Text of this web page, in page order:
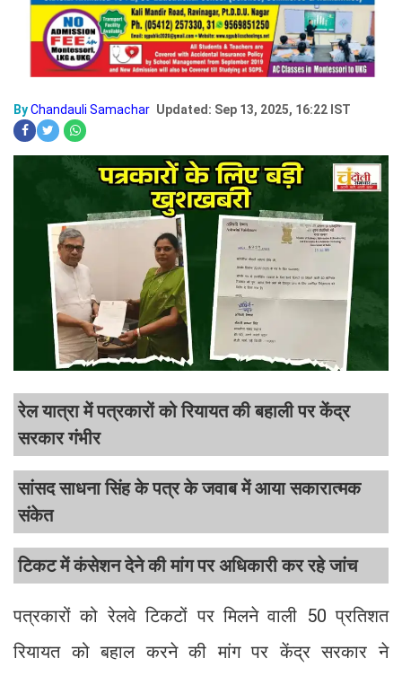
ByChandauli Samachar Updated: Sep 13, 2025, 16:22 IST
रेल यात्रा में पत्रकारों को रियायत की बहाली पर केंद्र
सरकार गंभीर
सांसद साधना सिंह के पत्र के जवाब में आया सकारात्मक
संकेत
टिकट में कंसेशन देने की मांग पर अधिकारी कर रहे जांच
पत्रकारों को रेलवे टिकटों पर मिलने वाली 50 प्रतिशत
रियायत को बहाल करने की मांग पर केंद्र सरकार ने